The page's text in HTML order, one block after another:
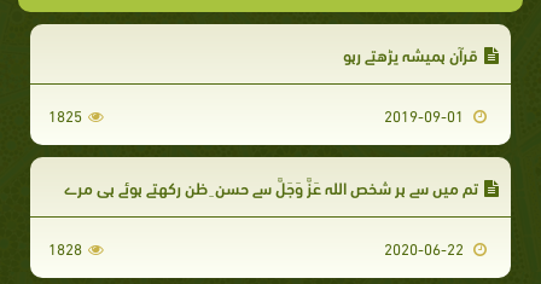
قرآن ہمیشہ پڑھتے رہو
1825
تم میں سے ہر شخص اللہ عَزَّ وَجَلَّ سے حسن ِ ظن رکھتے ہوئے ہی مرے
1828